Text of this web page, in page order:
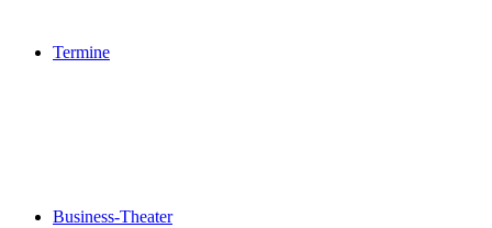
Termine
Business-Theater